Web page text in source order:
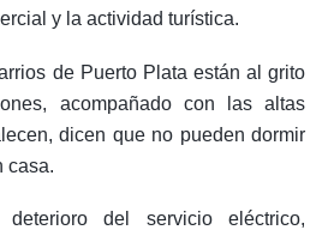
y la actividad turística.
de Puerto Plata están al grito
acompañado con las altas
dicen que no pueden dormir
casa.
del servicio eléctrico,